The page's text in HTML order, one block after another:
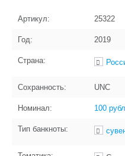
Артикул: 25322
Год: 2019
Страна:
Сохранность: UNC
Номинал: 100
Тип банкноты: